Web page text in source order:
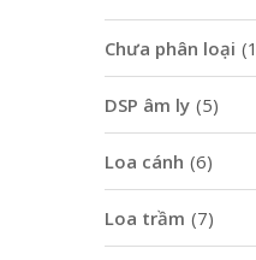
Chưa phân loại
DSP âm ly (5)
Loa cánh (6)
Loa trầm (7)